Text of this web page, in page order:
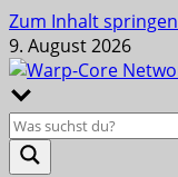
Zum Inhalt springen
9. August 2026